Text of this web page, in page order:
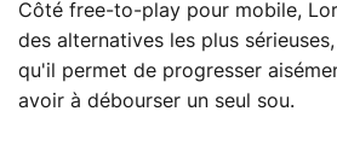
Côté free-to-play pour mobile,
des alternatives les plus
qu'il permet de progresser
avoir à débourser un seul sou.